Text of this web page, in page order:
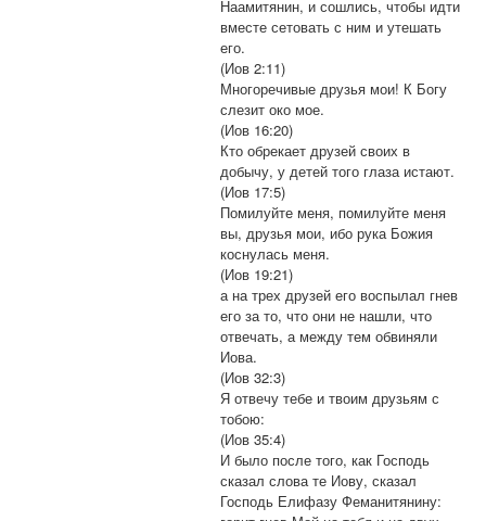
Наамитянин, и сошлись, чтобы идти
вместе сетовать с ним и утешать
его.
(Иов 2:11)
Многоречивые друзья мои! К Богу
слезит око мое.
(Иов 16:20)
Кто обрекает друзей своих в
добычу, у детей того глаза истают.
(Иов 17:5)
Помилуйте меня, помилуйте меня
вы, друзья мои, ибо рука Божия
коснулась меня.
(Иов 19:21)
а на трех друзей его воспылал гнев
его за то, что они не нашли, что
отвечать, а между тем обвиняли
Иова.
(Иов 32:3)
Я отвечу тебе и твоим друзьям с
тобою:
(Иов 35:4)
И было после того, как Господь
сказал слова те Иову, сказал
Господь Елифазу Феманитянину: